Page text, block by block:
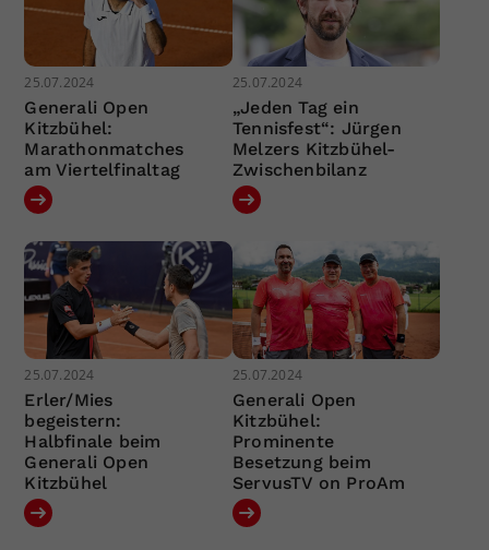
25.07.2024
Generali Open
Kitzbühel:
Marathonmatches
am Viertelfinaltag
25.07.2024
„Jeden Tag ein
Tennisfest“: Jürgen
Melzers Kitzbühel-
Zwischenbilanz
25.07.2024
Erler/Mies
begeistern:
Halbfinale beim
Generali Open
Kitzbühel
25.07.2024
Generali Open
Kitzbühel:
Prominente
Besetzung beim
ServusTV on ProAm